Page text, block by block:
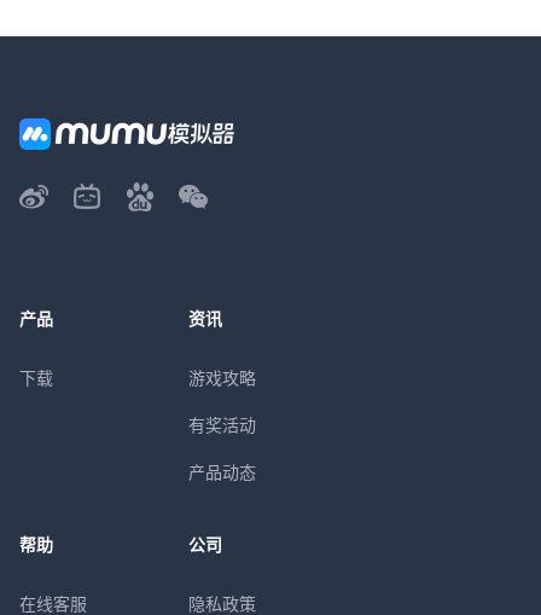
产品
下载
资讯
游戏攻略
有奖活动
产品动态
帮助
在线客服
公司
隐私政策